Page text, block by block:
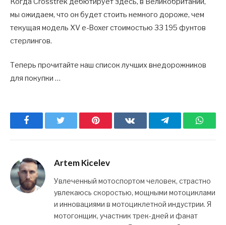
мы ожидаем, что он будет стоить немного дороже, чем
текущая модель XV e-Boxer стоимостью 33 195 фунтов
стерлингов.
Теперь прочитайте наш список лучших внедорожников
для покупки …
Facebook Pinterest ВКонтактеTelegram
Artem Kicelev
Увлеченный мотоспортом человек, страстно
увлекаюсь скоростью, мощными мотоциклами
и инновациями в мотоциклетной индустрии. Я
мотогонщик, участник трек-дней и фанат